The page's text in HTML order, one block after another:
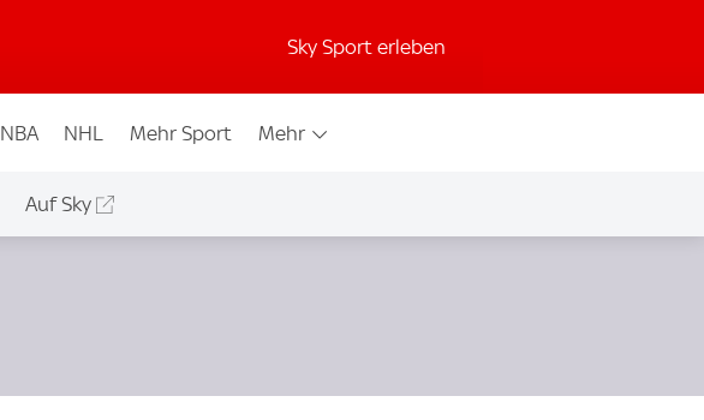
Sky Sport erleben
NBA NHL Mehr Sport Mehr
Auf Sky